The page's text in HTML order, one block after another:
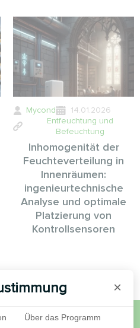
Mycond
14.01.2026
Entfeuchtung und
Befeuchtung
Inhomogenität der
Feuchteverteilung in
Innenräumen:
ingenieurtechnische
Analyse und optimale
Platzierung von
Kontrollsensoren
×
Über das Programm